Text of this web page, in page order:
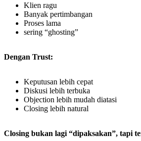
Klien ragu
Banyak pertimbangan
Proses lama
sering “ghosting”
Dengan Trust:
Keputusan lebih cepat
Diskusi lebih terbuka
Objection lebih mudah diatasi
Closing lebih natural
Closing bukan lagi “dipaksakan”, tapi